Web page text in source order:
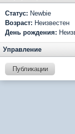
Статус: Newbie
Возраст: Неизвестен
День рождения:
Управление
Публикации